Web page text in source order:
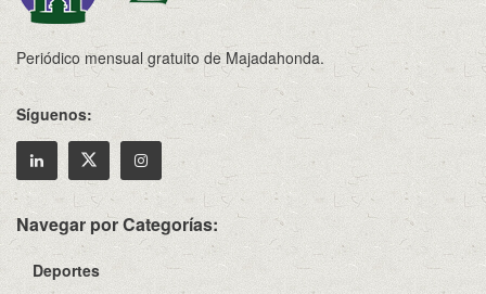
Periódico mensual gratuito de Majadahonda.
Síguenos:
Navegar por Categorías:
Deportes